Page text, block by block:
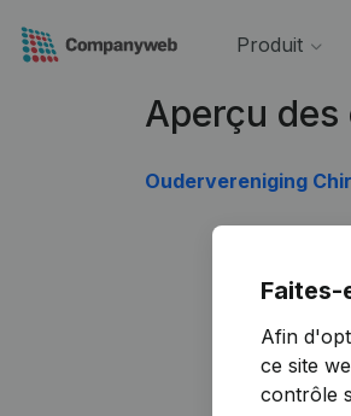
Produit
Aperçu
Oudervereniging
Faites-
Afin
ce site
contrôle